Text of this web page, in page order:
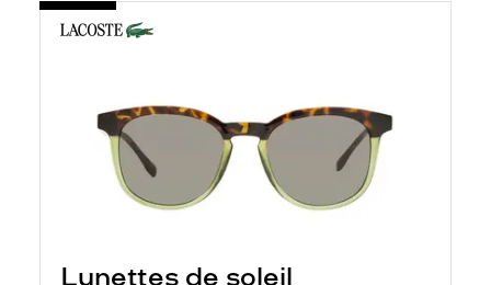
Lunettes de soleil